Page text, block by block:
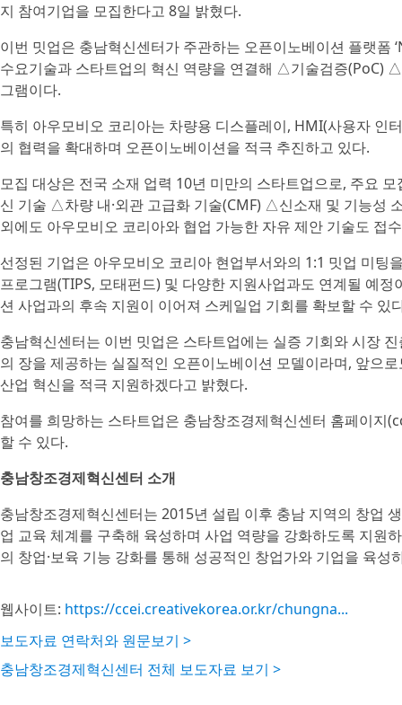
지 참여기업을 모집한다고 8일 밝혔다.
이번 밋업은 충남혁신센터가 주관하는 오픈이노베이션 플랫폼
수요기술과 스타트업의 혁신 역량을 연결해 △기술검증
그램이다.
특히 아우모비오 코리아는 차량용 디스플레이, HMI(사용자 인
의 협력을 확대하며 오픈이노베이션을 적극 추진하고 있다.
모집 대상은 전국 소재 업력 10년 미만의 스타트업으로, 주요
신 기술 △차량 내·외관 고급화 기술(CMF) △신소재 및 기능성
외에도 아우모비오 코리아와 협업 가능한 자유 제안 기술도 접
선정된 기업은 아우모비오 코리아 현업부서와의 1:1 밋업 미
프로그램(TIPS, 모태펀드) 및 다양한 지원사업과도 연계될 예
션 사업과의 후속 지원이 이어져 스케일업 기회를 확보할 수 있
충남혁신센터는 이번 밋업은 스타트업에는 실증 기회와 시장
의 장을 제공하는 실질적인 오픈이노베이션 모델이라며, 앞으
산업 혁신을 적극 지원하겠다고 밝혔다.
참여를 희망하는 스타트업은 충남창조경제혁신센터 홈페이
할 수 있다.
충남창조경제혁신센터 소개
충남창조경제혁신센터는 2015년 설립 이후 충남 지역의 창업
업 교육 체계를 구축해 육성하며 사업 역량을 강화하도록 지원
의 창업·보육 기능 강화를 통해 성공적인 창업가와 기업을 육
웹사이트: https://ccei.creativekorea.or.kr/chungna...
보도자료 연락처와 원문보기 >
충남창조경제혁신센터 전체 보도자료 보기 >